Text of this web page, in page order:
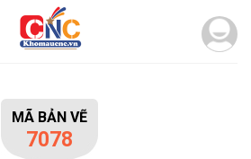
MÃ BẢN VẼ
7078